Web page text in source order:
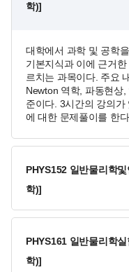
학)]
대학에서 과학 및 공학
기본지식과 이에 근거
르치는 과목이다. 주요
Newton 역학, 파동현상
준이다. 3시간의 강의
에 대한 문제풀이를 한
PHYS152 일반물리학
학)]
PHYS161 일반물리학
학)]